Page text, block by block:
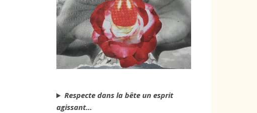
Respecte dans la bête un esprit
agissant…